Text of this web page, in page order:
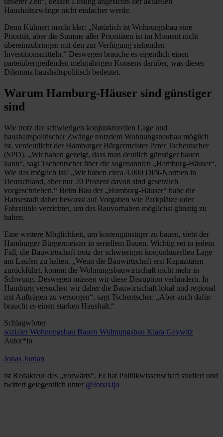
Haushaltszwänge nicht einfacher werde.
Denn Kühnert macht klar: „Natürlich ist Wohnungsbau eine
Priorität, aber die Summe aller Prioritäten ist im Moment nicht
übereinzubringen mit den zur Verfügung stehenden
Investitionsmitteln.“ Deswegen brauche es eigentlich einen
parteiübergreifenden mehrjährigen Konsens darüber, was dieses
Dilemma haushaltspolitisch bedeutet.
Warum Hamburg-Häuser sind günstiger
sind
Wie trotz der schwierigen konjunkturellen Lage und
haushaltspolitischer Zwänge trotzdem Wohnungsneubau möglich
ist, verdeutlicht der Hamburger Bürgermeister Peter Tschentscher
(SPD). „Wir haben gezeigt, dass man deutlich günstiger bauen
kann“, sagt Tschentscher über die sogenannten „Hamburg-Häuser“.
Wie das möglich ist? „Wir haben circa 4.000 DIN-Normen in
Deutschland, aber nur 20 Prozent davon sind gesetzlich
vorgeschrieben.“ Beim Bau der „Hamburg-Häuser“ habe die
Hansestadt daher bewusst auf Vorgaben wie Parkplätze oder
Fahrstühle verzichtet, um das Bauvorhaben möglichst günstig zu
halten.
Eine weitere Möglichkeit, um kostengünstiger zu bauen, sieht der
Hamburger Bürgermeister in seriellem Bauen. Wichtig sei in jedem
Fall, die Bauwirtschaft trotz der schwierigen konjunkturellen Lage
am Laufen zu halten. „Wenn die Bauwirtschaft erst Kapazitäten
zurückführt, kommt die Wohnungsbauwirtschaft nicht mehr in
Schwung. Deswegen müssen wir diese Disruption verhindern. In
Hamburg versuchen wir daher die Bauwirtschaft lokal und regional
mit Aufträgen zu versorgen“, sagt Tschentscher. „Aber auch dafür
braucht es einen starken Haushalt.“
Schlagwörter
sozialer Wohnungsbau Bauen Wohnungsbau Klara Geywitz
Autor*in
Jonas Jordan
ist Redakteur des „vorwärts“. Er hat Politikwissenschaft studiert und
twittert gelegentlich unter @JonasJjo